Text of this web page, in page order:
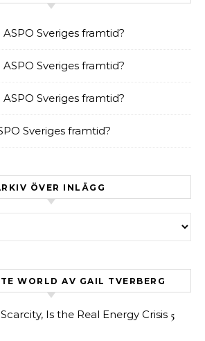
ASPO Sveriges framtid?
ASPO Sveriges framtid?
ASPO Sveriges framtid?
Sveriges framtid?
ÖVER INLÄGG
WORLD AV GAIL TVERBERG
Is the Real Energy Crisis 5